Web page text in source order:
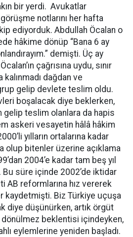
bir yerdi. Avukatlar
notlarını her hafta
ediyorduk. Abdullah Öcalan o
hâkime dönüp “Bana 6 ay
demişti. Üç ay
çağrısına uydu, sınır
kalınmadı dağdan ve
gelip devlete teslim oldu.
boşalacak diye beklerken,
gelip teslim olanlara da hapis
askeri vesayetin hâlâ hâkim
yılların ortalarına kadar
olup bitenler üzerine açıklama
2004’e kadar tam beş yıl
Bu süre içinde 2002’de iktidar
AB reformlarına hız vererek
kaydetmişti. Biz Türkiye uçuşa
diye düşünürken, artık örgüt
beklentisi içindeyken,
eylemlerine yeniden başladı.